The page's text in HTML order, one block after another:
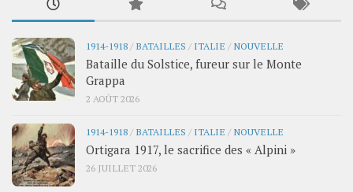
1914-1918/ BATAILLES / ITALIE / NOUVELLE
Bataille du Solstice, fureur sur le Monte
Grappa
2 AOÛT 2026
1914-1918/ BATAILLES / ITALIE / NOUVELLE
Ortigara 1917, le sacrifice des « Alpini »
26 JUILLET 2026